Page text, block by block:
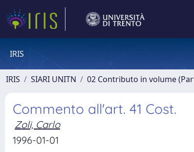
IRIS
IRIS SIARI UNITN 02 Contributo in volume
Commento all'art. 41 Cost.
Zoli, Carlo
1996-01-01